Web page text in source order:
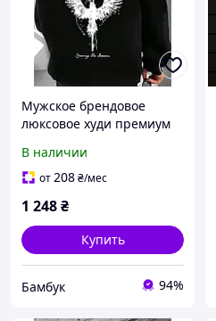
Мужское брендовое
люксовое худи премиум
толстовка с капюшоном
хлопковая
В наличии
от208₴/мес
1 248₴
Купить
Бамбук 94%